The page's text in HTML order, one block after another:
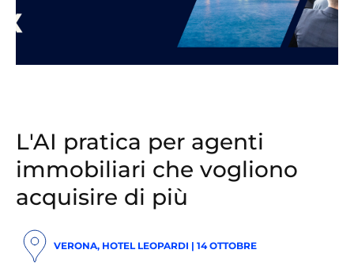
L'AI pratica per agenti
immobiliari che vogliono
acquisire di più
VERONA, HOTEL LEOPARDI | 14 OTTOBRE